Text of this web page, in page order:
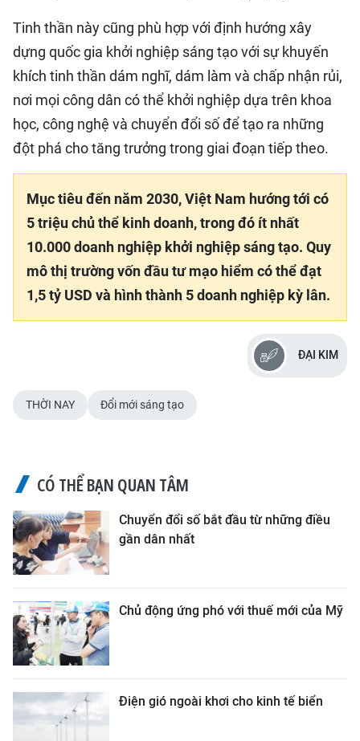
Tinh thần này cũng phù hợp với định hướng xây
dựng quốc gia khởi nghiệp sáng tạo với sự khuyến
khích tinh thần dám nghĩ, dám làm và chấp nhận rủi,
nơi mọi công dân có thể khởi nghiệp dựa trên khoa
học, công nghệ và chuyển đổi số để tạo ra những
đột phá cho tăng trưởng trong giai đoạn tiếp theo.
Mục tiêu đến năm 2030, Việt Nam hướng tới có
5 triệu chủ thể kinh doanh, trong đó ít nhất
10.000 doanh nghiệp khởi nghiệp sáng tạo. Quy
mô thị trường vốn đầu tư mạo hiểm có thể đạt
1,5 tỷ USD và hình thành 5 doanh nghiệp kỳ lân.
ĐẠI KIM
THỜI NAY Đổi mới sáng tạo
CÓ THỂ BẠN QUAN TÂM
Chuyển đổi số bắt đầu từ những điều
gần dân nhất
Chủ động ứng phó với thuế mới của Mỹ
Điện gió ngoài khơi cho kinh tế biển